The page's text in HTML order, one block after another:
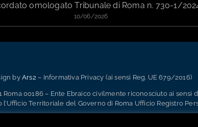
omologato Tribunale di Roma n. 730-1/
10/06/2026
byArs2– Informativa Privacy (ai sensi Reg. UE 679/2016)
Roma 00186 – Ente Ebraico civilmente riconosciuto ai sensi
Territoriale del Governo di Roma Ufficio Registro